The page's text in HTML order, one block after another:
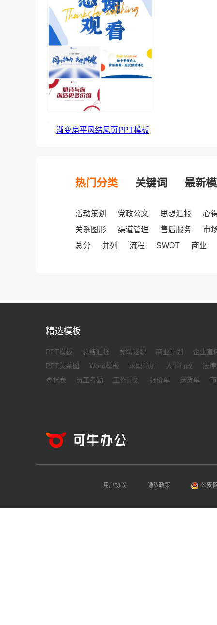
渐变扁平风结尾页PPT模板
热门分类 关键词 最新
活动策划 党政公文 思想汇报
心
关系图形
渠道管理 售后服务
市
总分
并列 流程 SWOT 商业
精选模板
PPT模板 总结汇报 竞聘述职 商业计划
企业宣
PPT关系图
Word模板 求职简历 人事行政
法
登记表
员工考勤 工作计划 报价单 送货单
用户协议 隐私政策 公安